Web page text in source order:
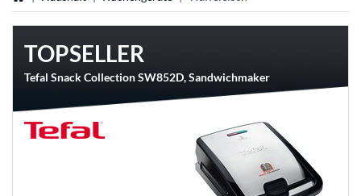
TOPSELLER
Tefal Snack Collection SW852D, Sandwichmaker